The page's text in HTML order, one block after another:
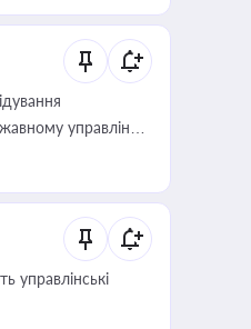
управлінні
управлінські